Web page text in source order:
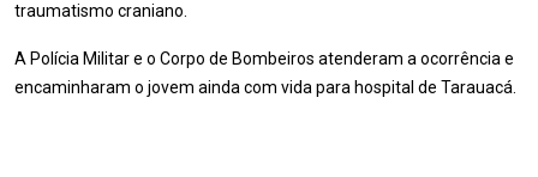
traumatismo craniano.
A Polícia Militar e o Corpo de Bombeiros atenderam a ocorrência e
encaminharam o jovem ainda com vida para hospital de Tarauacá.